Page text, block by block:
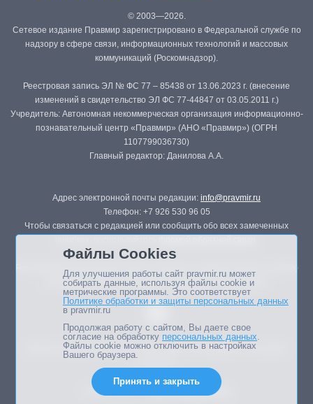
© 2003—2026.
Сетевое издание Правмир зарегистрировано в Федеральной службе по
надзору в сфере связи, информационных технологий и массовых
коммуникаций (Роскомнадзор).
Реестровая запись ЭЛ № ФС 77 – 85438 от 13.06.2023 г. (внесение
изменений в свидетельство ЭЛ ФС 77-44847 от 03.05.2011 г.)
Учредитель: Автономная некоммерческая организация информационно-
познавательный центр «Правмир» (АНО «Правмир») (ОГРН
1107799036730)
Главный редактор: Данилова А.А.
Адрес электронной почты редакции: info@pravmir.ru
Телефон: +7 926 530 96 05
Чтобы связаться с редакцией или сообщить обо всех замеченных
Републикация материалов сайта в печатных изданиях (книгах, прессе)
возможна только с письменного разрешения редакции.
Мнение авторов статей портала может не совпадать с позицией
Дизайн сайта -
Файлы Cookies
Для улучшения работы сайт pravmir.ru может
собирать данные, используя файлы cookie и
метрические программы. Это соответствует
Политике обработки и защиты персональных данных
в pravmir.ru
Продолжая работу с сайтом, Вы даете свое
согласие на обработку персональных данных.
Файлы cookie можно отключить в настройках
Вашего браузера.
Принять и закрыть